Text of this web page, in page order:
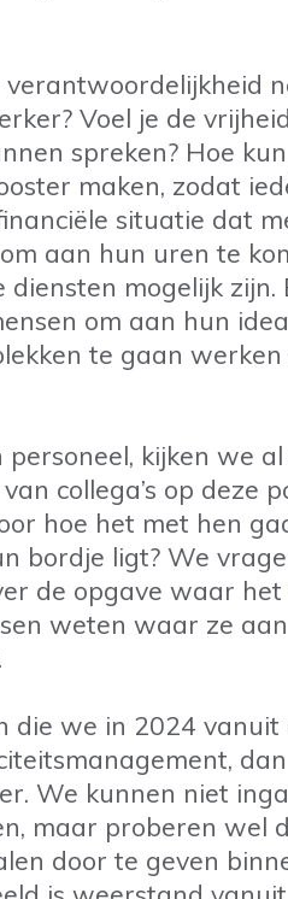
Voel je de
spreken? Hoe
maken, zodat
situatie dat
aan hun uren te
diensten mogelijk
om aan hun
te gaan
kijken we
collega’s op deze
hoe het met hen
bordje ligt? We
de opgave waar
weten waar ze
die we in 2024 vanuit
We kunnen niet
maar proberen wel
door te geven